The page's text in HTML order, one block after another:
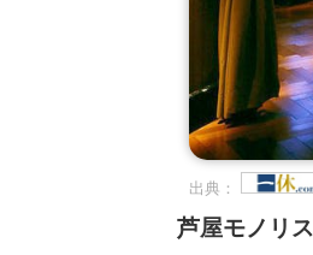
出典：
芦屋モノリス